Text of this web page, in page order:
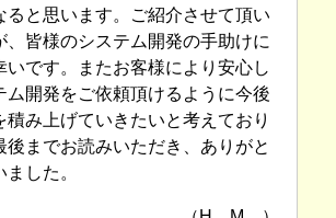
ると思います。ご紹介させて頂い
、皆様のシステム開発の手助けに
いです。またお客様により安心し
ム開発をご依頼頂けるように今後
積み上げていきたいと考えており
後までお読みいただき、ありがと
ました。